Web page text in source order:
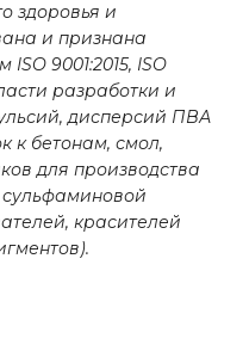
здоровья и
и признана
9001:2015, ISO
разработки и
дисперсий ПВА
к бетонам, смол,
для производства
красителей